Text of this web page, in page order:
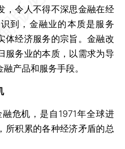
，令人不得不深思金融在经
到，金融业的本质是服务
体经济服务的宗旨。金融改
服务业的本质，以需求为导
产品和服务手段。
机，是自1971年全球进
所积累的各种经济矛盾的总